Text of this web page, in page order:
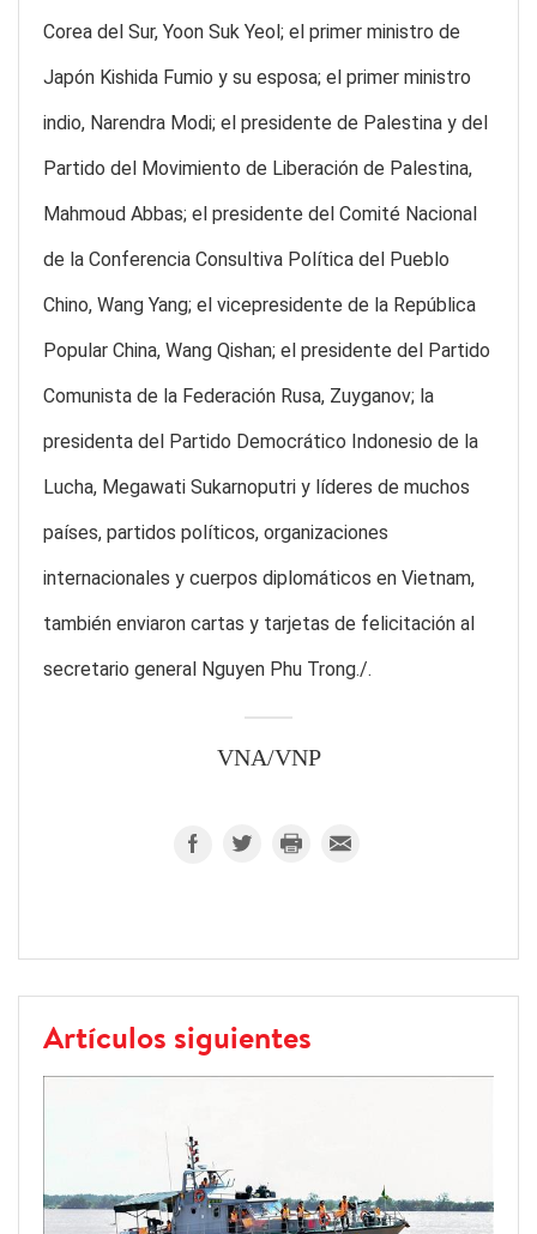
Corea del Sur, Yoon Suk Yeol; el primer ministro de
Japón Kishida Fumio y su esposa; el primer ministro
indio, Narendra Modi; el presidente de Palestina y del
Partido del Movimiento de Liberación de Palestina,
Mahmoud Abbas; el presidente del Comité Nacional
de la Conferencia Consultiva Política del Pueblo
Chino, Wang Yang; el vicepresidente de la República
Popular China, Wang Qishan; el presidente del Partido
Comunista de la Federación Rusa, Zuyganov; la
presidenta del Partido Democrático Indonesio de la
Lucha, Megawati Sukarnoputri y líderes de muchos
países, partidos políticos, organizaciones
internacionales y cuerpos diplomáticos en Vietnam,
también enviaron cartas y tarjetas de felicitación al
secretario general Nguyen Phu Trong./.
VNA/VNP
Artículos siguientes